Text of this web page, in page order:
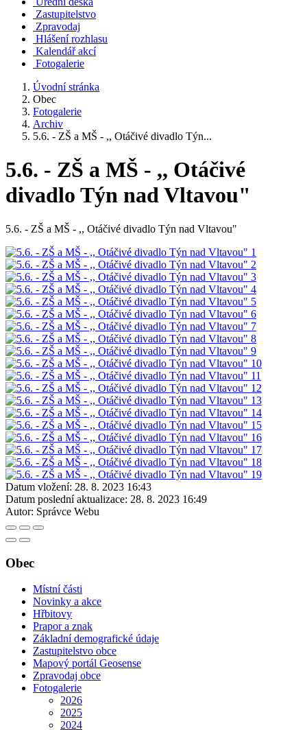
Zastupitelstvo
Zpravodaj
Hlášení rozhlasu
Kalendář akcí
Fotogalerie
Úvodní stránka
Obec
Fotogalerie
Archiv
5.6. - ZŠ a MŠ - ,, Otáčivé divadlo Týn...
5.6. - ZŠ a MŠ - ,, Otáčivé
divadlo Týn nad Vltavou"
5.6. - ZŠ a MŠ - ,, Otáčivé divadlo Týn nad Vltavou"
Datum vložení: 28. 8. 2023 16:43
Datum poslední aktualizace: 28. 8. 2023 16:49
Autor: Správce Webu
Obec
Místní části
Novinky a akce
Hřbitovy
Prapor a znak
Základní demografické údaje
Zastupitelstvo obce
Mapový portál Geosense
Zpravodaj obce
Fotogalerie
2026
2025
2024